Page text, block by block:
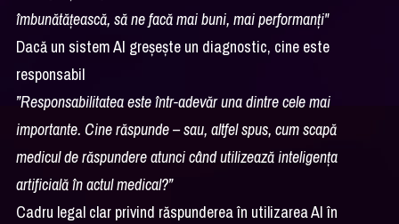
îmbunătățească, să ne facă mai buni, mai performanți"
Dacă un sistem AI greșește un diagnostic, cine este
responsabil
”Responsabilitatea este într-adevăr una dintre cele mai
importante. Cine răspunde – sau, altfel spus, cum scapă
medicul de răspundere atunci când utilizează inteligența
artificială în actul medical?”
Cadru legal clar privind răspunderea în utilizarea AI în